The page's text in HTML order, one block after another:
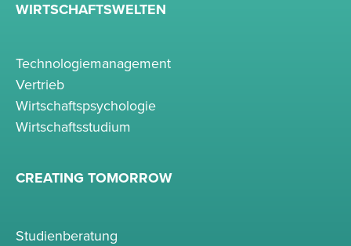
WIRTSCHAFTSWELTEN
Technologiemanagement
Vertrieb
Wirtschaftspsychologie
Wirtschaftsstudium
CREATING TOMORROW
Studienberatung